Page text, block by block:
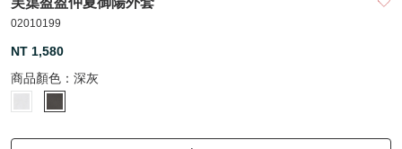
02010199
NT 1,580
商品顏色： 深灰